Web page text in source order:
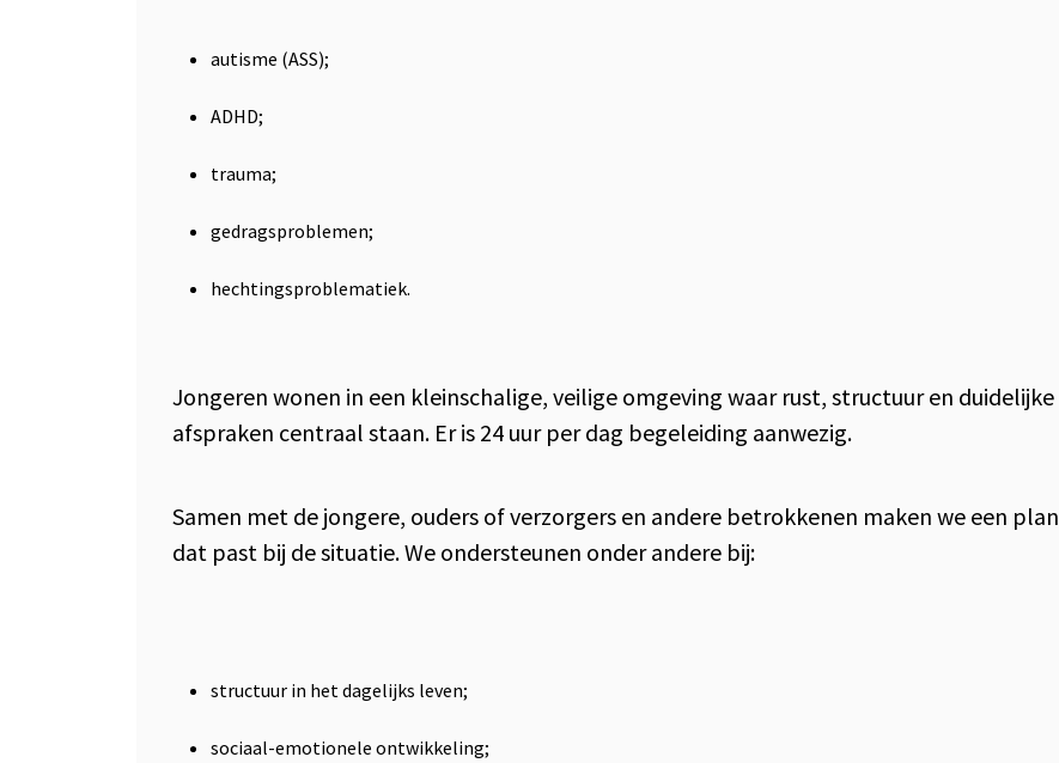
autisme (ASS);
ADHD;
trauma;
gedragsproblemen;
hechtingsproblematiek.
Jongeren wonen in een kleinschalige, veilige omgeving waar rust, structuur en duidelijke
afspraken centraal staan. Er is 24 uur per dag begeleiding aanwezig.
Samen met de jongere, ouders of verzorgers en andere betrokkenen maken we een plan
dat past bij de situatie. We ondersteunen onder andere bij:
structuur in het dagelijks leven;
sociaal-emotionele ontwikkeling;